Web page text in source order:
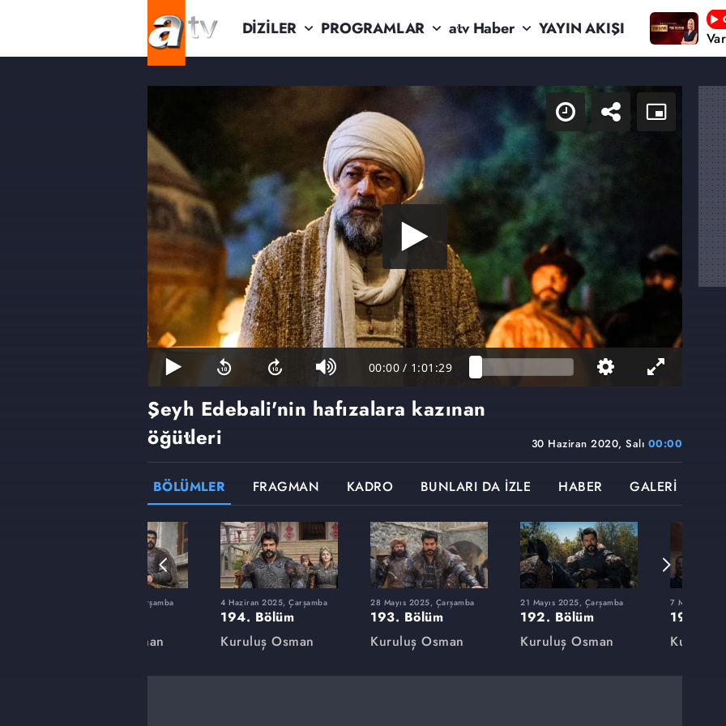
DİZİLER PROGRAMLAR atv Haber YAYIN AKIŞI
00:00 / 1:01:29
30 Haziran 2020, Salı 00:00
Şeyh Edebali'nin hafızalara kazınan
öğütleri
BÖLÜMLER FRAGMAN KADRO BUNLARI DA İZLE HABER GALERİ
12 Şubat 2025, Çarşamba
Kuruluş Osman
4 Haziran 2025, Çarşamba
194. Bölüm
Kuruluş Osman
28 Mayıs 2025, Çarşamba
193. Bölüm
Kuruluş Osman
21 Mayıs 2025, Çarşamba
192. Bölüm
Kuruluş Osman
7 Mayıs 2025,
191.
Kuruluş